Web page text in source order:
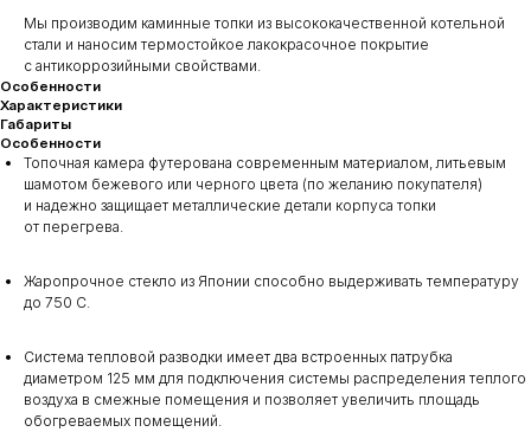
Мы производим каминные топки из высококачественной котельной
стали и наносим термостойкое лакокрасочное покрытие
с антикоррозийными свойствами.
Особенности
Характеристики
Габариты
Особенности
Топочная камера футерована современным материалом, литьевым
шамотом бежевого или черного цвета (по желанию покупателя)
и надежно защищает металлические детали корпуса топки
от перегрева.
Жаропрочное стекло из Японии способно выдерживать температуру
до 750 С.
Система тепловой разводки имеет два встроенных патрубка
диаметром 125 мм для подключения системы распределения теплого
воздуха в смежные помещения и позволяет увеличить площадь
обогреваемых помещений.